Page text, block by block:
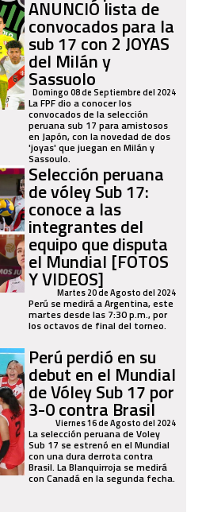
ANUNCIÓ lista de
convocados para la
sub 17 con 2 JOYAS
del Milán y
Sassuolo
Domingo 08 de Septiembre del 2024
La FPF dio a conocer los
convocados de la selección
peruana sub 17 para amistosos
en Japón, con la novedad de dos
'joyas' que juegan en Milán y
Sassoulo.
Selección peruana
de vóley Sub 17:
conoce a las
integrantes del
equipo que disputa
el Mundial [FOTOS
Y VIDEOS]
Martes 20 de Agosto del 2024
Perú se medirá a Argentina, este
martes desde las 7:30 p.m., por
los octavos de final del torneo.
Perú perdió en su
debut en el Mundial
de Vóley Sub 17 por
3-0 contra Brasil
Viernes 16 de Agosto del 2024
La selección peruana de Voley
Sub 17 se estrenó en el Mundial
con una dura derrota contra
Brasil. La Blanquirroja se medirá
con Canadá en la segunda fecha.